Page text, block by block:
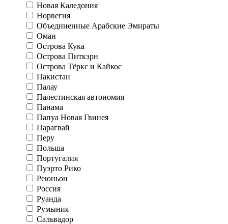
Новая Каледония
Норвегия
Объединенные Арабские Эмираты
Оман
Острова Кука
Острова Питкэрн
Острова Тёркс и Кайкос
Пакистан
Палау
Палестинская автономия
Панама
Папуа Новая Гвинея
Парагвай
Перу
Польша
Португалия
Пуэрто Рико
Реюньон
Россия
Руанда
Румыния
Сальвадор